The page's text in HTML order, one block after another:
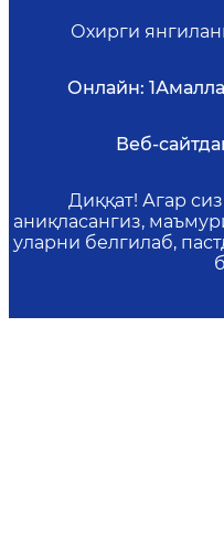
Охирги
Онлайн: 1
Веб-
Диққат! Агар
аниқласангиз,
уларни белгилаб,